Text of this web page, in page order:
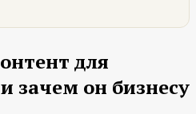
для
зачем он бизнесу